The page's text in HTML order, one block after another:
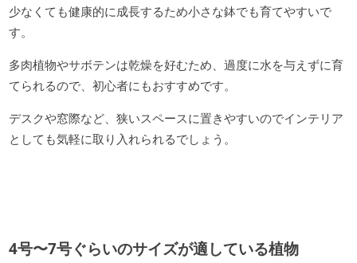
少なくても健康的に成長するため小さな鉢でも育てやすいで
す。
多肉植物やサボテンは乾燥を好むため、過度に水を与えずに育
てられるので、初心者にもおすすめです。
デスクや窓際など、狭いスペースに置きやすいのでインテリア
としても気軽に取り入れられるでしょう。
4号〜7号ぐらいのサイズが適している植物